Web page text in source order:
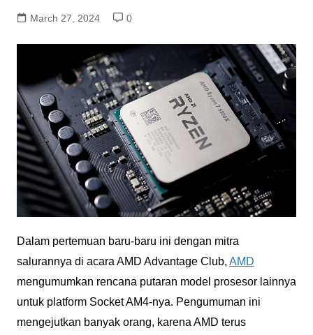
March 27, 2024 0
Dalam pertemuan baru-baru ini dengan mitra
salurannya di acara AMD Advantage Club, AMD
mengumumkan rencana putaran model prosesor lainnya
untuk platform Socket AM4-nya. Pengumuman ini
mengejutkan banyak orang, karena AMD terus